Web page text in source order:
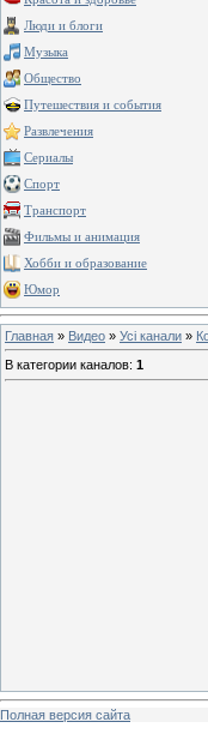
Люди и блоги
Музыка
Общество
Путешествия и события
Развлечения
Сериалы
Спорт
Транспорт
Фильмы и анимация
Хобби и образование
Юмор
Главная » Видео » Усі канали »
В категории каналов: 1
Полная версия сайта